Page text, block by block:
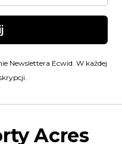
Newslettera Ecwid. W każdej
Acres